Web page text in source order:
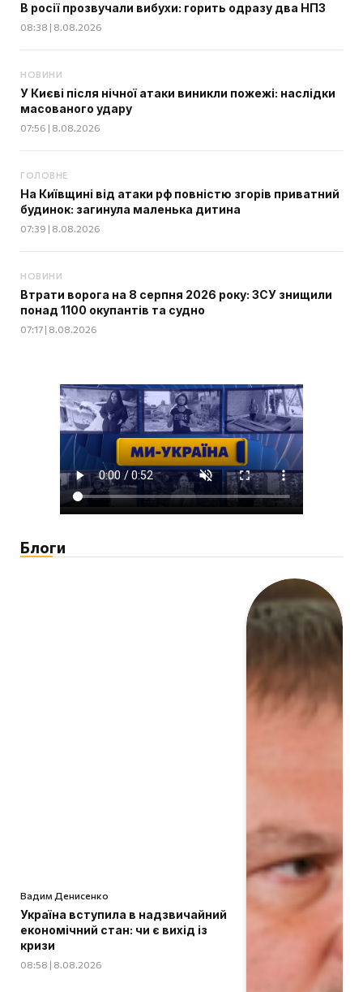
В росії прозвучали вибухи: горить одразу два НПЗ
08:38 | 8.08.2026
НОВИНИ
У Києві після нічної атаки виникли пожежі: наслідки
масованого удару
07:56 | 8.08.2026
ГОЛОВНЕ
На Київщині від атаки рф повністю згорів приватний
будинок: загинула маленька дитина
07:39 | 8.08.2026
НОВИНИ
Втрати ворога на 8 серпня 2026 року: ЗСУ знищили
понад 1100 окупантів та судно
07:17 | 8.08.2026
Блоги
Вадим Денисенко
Україна вступила в надзвичайний
економічний стан: чи є вихід із
кризи
08:58 | 8.08.2026